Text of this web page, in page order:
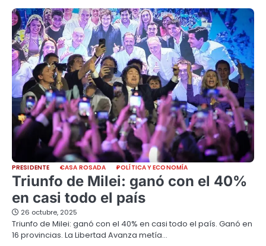
PRESIDENTE CASA ROSADA POLÍTICA Y ECONOMÍA
Triunfo de Milei: ganó con el 40%
en casi todo el país
26 octubre, 2025
Triunfo de Milei: ganó con el 40% en casi todo el país. Ganó en
16 provincias. La Libertad Avanza metía…